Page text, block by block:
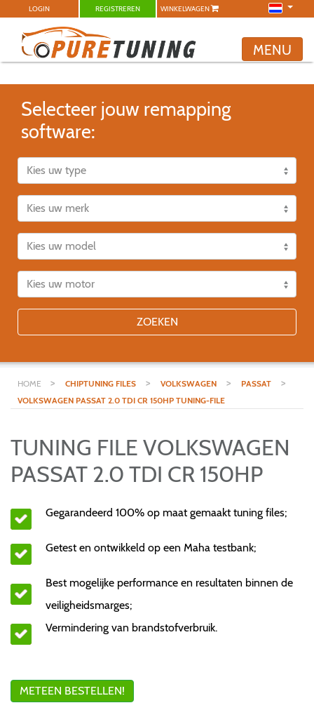
LOGIN REGISTREREN WINKELWAGEN
MENU
Selecteer jouw remapping
software:
ZOEKEN
HOME > CHIPTUNING FILES > VOLKSWAGEN > PASSAT >
VOLKSWAGEN PASSAT 2.0 TDI CR 150HP TUNING-FILE
TUNING FILE VOLKSWAGEN
PASSAT 2.0 TDI CR 150HP
Gegarandeerd 100% op maat gemaakt tuning files;
Getest en ontwikkeld op een Maha testbank;
Best mogelijke performance en resultaten binnen de
veiligheidsmarges;
Vermindering van brandstofverbruik.
METEEN BESTELLEN!